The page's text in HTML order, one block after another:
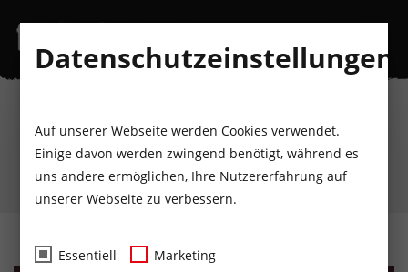
Bands
Datenschutzeinstellungen
Auf unserer Webseite werden Cookies verwendet.
Einige davon werden zwingend benötigt, während es
uns andere ermöglichen, Ihre Nutzererfahrung auf
unserer Webseite zu verbessern.
Essentiell Marketing